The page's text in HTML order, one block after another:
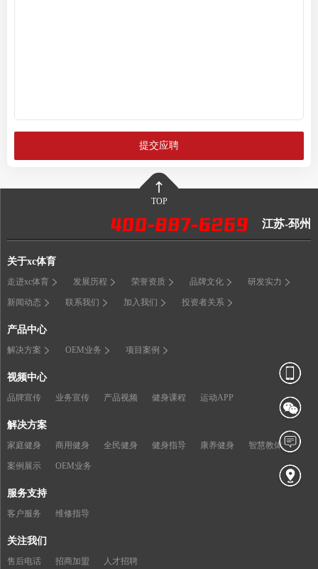
TOP
江苏-邳州
关于xc体育
走进xc体育 发展历程 荣誉资质 品牌文化 研发实力
新闻动态 联系我们 加入我们 投资者关系
产品中心
解决方案 OEM业务 项目案例
视频中心
品牌宣传 业务宣传 产品视频 健身课程 运动APP
解决方案
家庭健身 商用健身 全民健身 健身指导 康养健身 智慧教体
案例展示 OEM业务
服务支持
客户服务 维修指导
关注我们
售后电话 招商加盟 人才招聘